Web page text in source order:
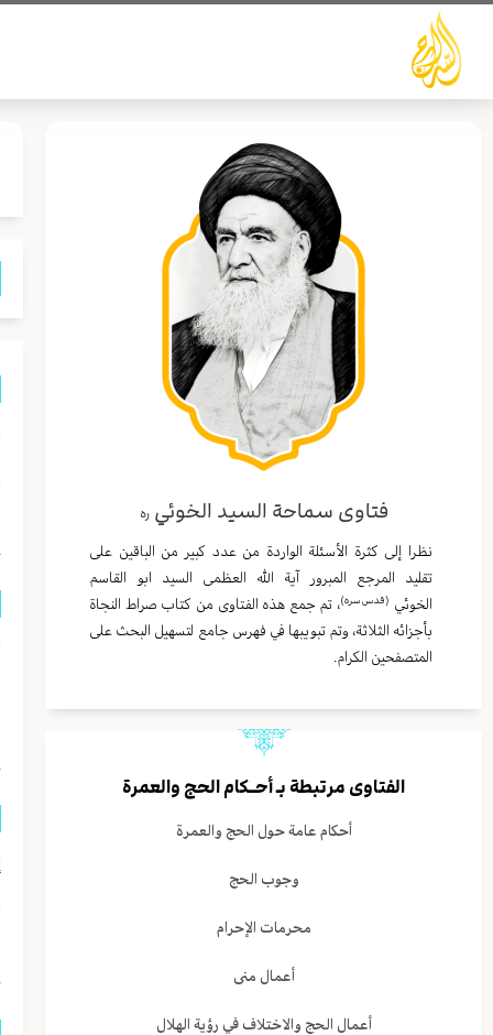
تخطي
المحتوى
فتاوى سماحة السيد الخوئيره
نظرا إلى كثرة الأسئلة الواردة من عدد كبير من الباقين على
تقليد المرجع المبرور آية الله العظمى السيد ابو القاسم
الخوئي (قدس سره)، تم جمع هذه الفتاوى من كتاب صراط النجاة
بأجزائه الثلاثة، وتم تبويبها في فهرس جامع لتسهيل البحث على
المتصفحين الكرام.
الفتاوى مرتبطة بـأحــكام الحج والعمرة
أحكام عامة حول الحج والعمرة
وجوب الحج
محرمات الإحرام
أعمال منى
أعمال الحج والاختلاف في رؤية الهلال